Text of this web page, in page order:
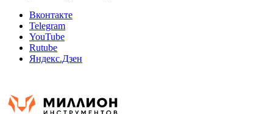
Вконтакте
Telegram
YouTube
Rutube
Яндекс.Дзен